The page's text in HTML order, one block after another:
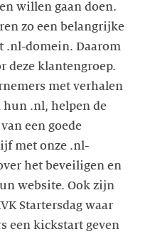
willen gaan doen.
zo een belangrijke
.nl-domein. Daarom
deze klantengroep.
met verhalen
hun .nl, helpen de
een goede
met onze .nl-
het beveiligen en
website. Ook zijn
Startersdag waar
een kickstart geven